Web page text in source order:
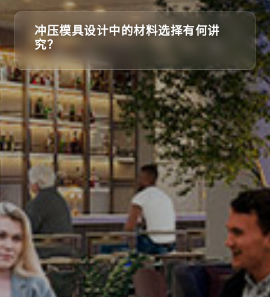
冲压模具设计中的材料选择有何讲
究？
最新资讯